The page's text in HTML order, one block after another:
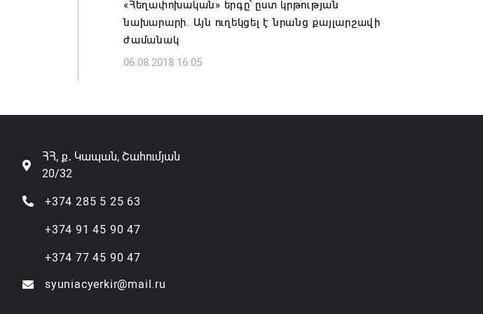
06.08.2026 10:56
«Հեղափոխական» երգը՝ ըստ կրթության
նախարարի. Այն ուղեկցել է նրանց քայլարշավի
ժամանակ
06.08.2018 16:05
ՀՀ, ք․ Կապան, Շահումյան
20/32
+374 285 5 25 63
+374 91 45 90 47
+374 77 45 90 47
syuniacyerkir@mail.ru